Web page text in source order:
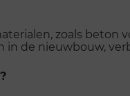
zoals beton
de nieuwbouw,